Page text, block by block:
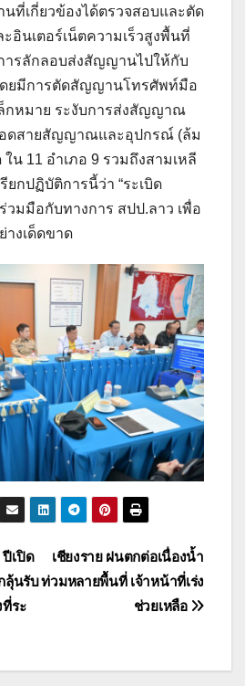
ที่เกี่ยวข้องได้ตรวจสอบและตัด
นเตอร์เน็ตความเร็วสูงพื้นที่
ารลักลอบส่งสัญญานไปให้กับ
ดยมีการตัดสัญญานโทรศัพท์มือ
กหมาย ระงับการส่งสัญญาณ
ดสายสัญญาณและอุปกรณ์ (ล้ม
ใน 11 อำเภอ 9 รวมถึงสามเหลี
ยกปฏิบัติการนี้ว่า “ระเบิด
วมมือกับทางการ สปป.ลาว เพื่อ
างเด็ดขาด
เชียงราย ฝนตกต่อเนื่องน้ำ
ท่วมหลายพื้นที่ เจ้าหน้าที่เร่ง
ช่วยเหลือ
ปีเปิด
ลุ้นรับ
ระ